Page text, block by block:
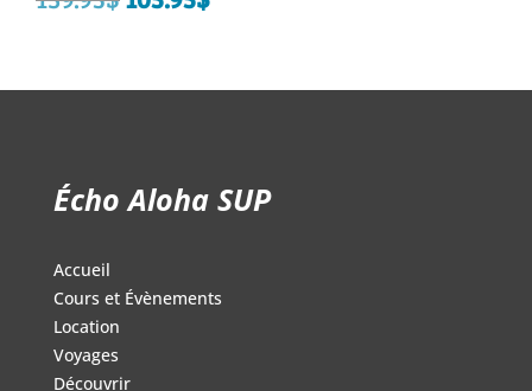
initial actuel
Écho Aloha SUP
Accueil
Cours et Évènements
Location
Voyages
Découvrir